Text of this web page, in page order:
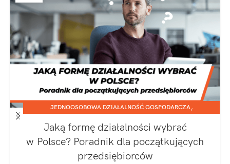
JEDNOOSOBOWA DZIAŁALNOŚĆ GOSPODARCZA,
Jaką formę działalności wybrać
w Polsce? Poradnik dla początkujących
przedsiębiorców